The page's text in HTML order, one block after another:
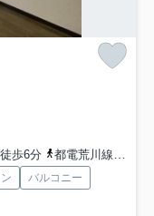
歩6分
都電荒川線「熊野前」駅 徒歩9分
バルコニー